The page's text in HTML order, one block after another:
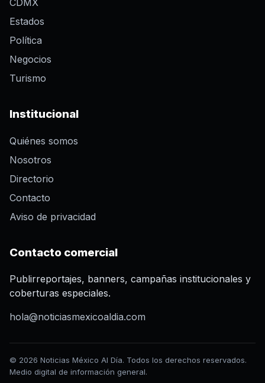
Estados
Política
Negocios
Turismo
Institucional
Quiénes somos
Nosotros
Directorio
Contacto
Aviso de privacidad
Contacto comercial
Publirreportajes, banners, campañas institucionales y
coberturas especiales.
hola@noticiasmexicoaldia.com
© 2026 Noticias México Al Día. Todos los derechos reservados.
Medio digital de información general.